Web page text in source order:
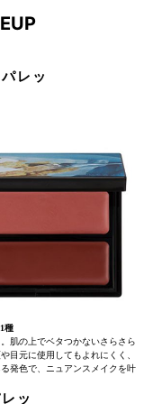
レッ
種
肌の上でベタつかないさらさら
目元に使用してもよれにくく、
発色で、ニュアンスメイクを叶
ッ